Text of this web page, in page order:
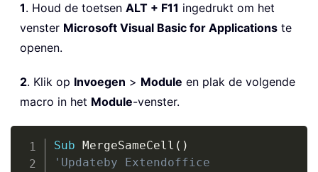
1. Houd de toetsen ALT + F11 ingedrukt om het
venster Microsoft Visual Basic for Applications te
openen.
2. Klik op Invoegen > Module en plak de volgende
macro in het Module-venster.
Sub MergeSameCell ( )
'Updateby Extendoffice